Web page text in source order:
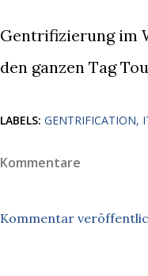
Gentrifizierung im
den ganzen Tag
LABELS: GENTRIFICATION
Kommentare
Kommentar